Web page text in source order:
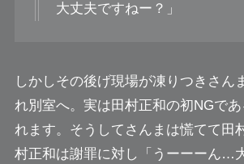
大丈夫ですねー？」
しかしその後げ現場が凍りつきさん
れ別室へ。実は田村正和の初NGで
れます。そうしてさんまは慌てて田
村正和は謝罪に対し「うーーーん…